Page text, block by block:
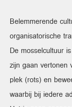
Belemmerende
organisatorische
De mosselcultuur
zijn gaan vertonen
plek (rots) en
waarbij bij iedere